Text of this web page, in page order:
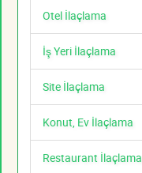
Otel İlaçlama
İş Yeri İlaçlama
Site İlaçlama
Konut, Ev İlaçlama
Restaurant İlaçlama